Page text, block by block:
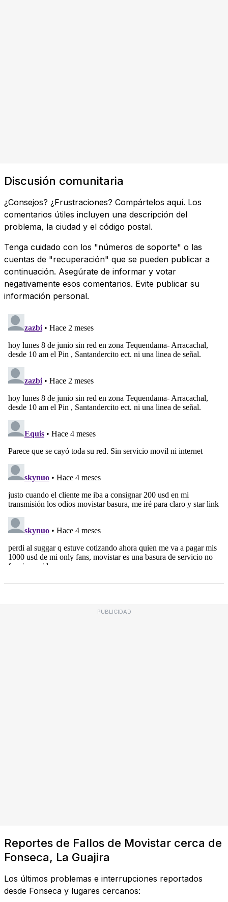
Discusión comunitaria
¿Consejos? ¿Frustraciones? Compártelos aquí. Los
comentarios útiles incluyen una descripción del
problema, la ciudad y el código postal.
Tenga cuidado con los "números de soporte" o las
cuentas de "recuperación" que se pueden publicar a
continuación. Asegúrate de informar y votar
negativamente esos comentarios. Evite publicar su
información personal.
PUBLICIDAD
Reportes de Fallos de Movistar cerca de
Fonseca, La Guajira
Los últimos problemas e interrupciones reportados
desde Fonseca y lugares cercanos: